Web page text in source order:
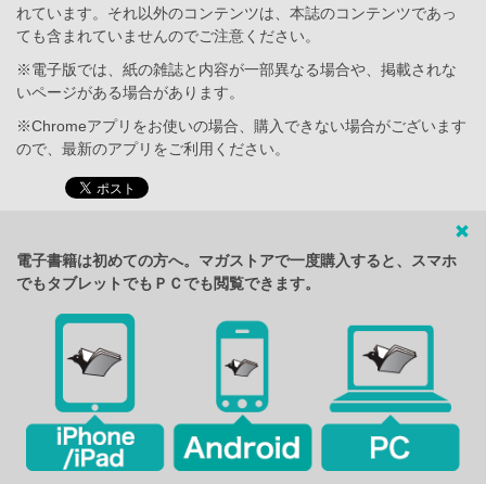
れています。それ以外のコンテンツは、本誌のコンテンツであっ
ても含まれていませんのでご注意ください。
※電子版では、紙の雑誌と内容が一部異なる場合や、掲載されな
いページがある場合があります。
※Chromeアプリをお使いの場合、購入できない場合がございます
ので、最新のアプリをご利用ください。
電子書籍は初めての方へ。マガストアで一度購入すると、スマホ
でもタブレットでもＰＣでも閲覧できます。